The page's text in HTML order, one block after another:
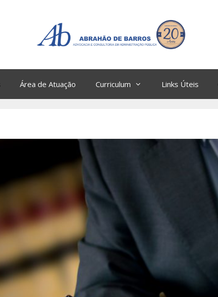
Área de Atuação Curriculum Links Úteis